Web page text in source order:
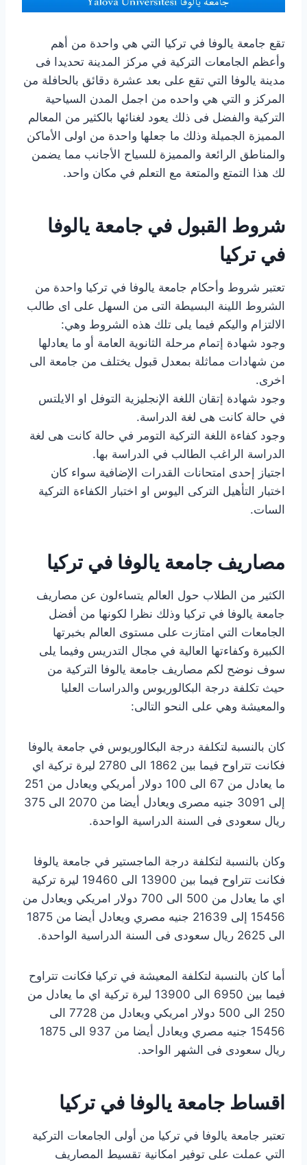
تقع جامعة يالوفا في تركيا التي هي واحدة من أهم
وأعظم الجامعات التركية في مركز المدينة تحديدا فى
مدينة يالوفا التي تقع على بعد عشرة دقائق بالحافلة من
المركز و التي هي واحده من اجمل المدن السياحية
التركية والفضل فى ذلك يعود لغنائها بالكثير من المعالم
المميزة الجميلة وذلك ما جعلها واحدة من اولى الأماكن
والمناطق الرائعة والمميزة للسياح الأجانب مما يضمن
لك هذا التمتع والمتعة مع التعلم في مكان واحد.
شروط القبول في جامعة يالوفا
في تركيا
تعتبر شروط وأحكام جامعة يالوفا في تركيا واحدة من
الشروط اللينة البسيطة التى من السهل على اى طالب
الالتزام واليكم فيما يلى تلك هذه الشروط وهي:
وجود شهادة إتمام مرحلة الثانوية العامة أو ما يعادلها
من شهادات مماثلة بمعدل قبول يختلف من جامعة الى
اخرى.
وجود شهادة إتقان اللغة الإنجليزية التوفل او الايلتس
في حالة كانت هى لغة الدراسة.
وجود كفاءة اللغة التركية التومر في حالة كانت هى لغة
الدراسة الراغب الطالب في الدراسة بها.
اجتياز إحدى امتحانات القدرات الإضافية سواء كان
اختبار التأهيل التركى اليوس او اختبار الكفاءة التركية
السات.
مصاريف جامعة يالوفا في تركيا
الكثير من الطلاب حول العالم يتساءلون عن مصاريف
جامعة يالوفا في تركيا وذلك نظرا لكونها من أفضل
الجامعات التي امتازت على مستوى العالم بخبرتها
الكبيرة وكفاءتها العالية في مجال التدريس وفيما يلى
سوف نوضح لكم مصاريف جامعة يالوفا التركية من
حيث تكلفة درجة البكالوريوس والدراسات العليا
والمعيشة وهي على النحو التالى:
كان بالنسبة لتكلفة درجة البكالوريوس في جامعة يالوفا
فكانت تتراوح فيما بين 1862 الى 2780 ليرة تركية اي
ما يعادل من 67 الى 100 دولار أمريكي ويعادل من 251
إلى 3091 جنيه مصرى ويعادل أيضا من 2070 الى 375
ريال سعودى فى السنة الدراسية الواحدة.
وكان بالنسبة لتكلفة درجة الماجستير في جامعة يالوفا
فكانت تتراوح فيما بين 13900 الى 19460 ليرة تركية
اي ما يعادل من 500 الى 700 دولار امريكي ويعادل من
15456 إلى 21639 جنيه مصري ويعادل أيضا من 1875
الى 2625 ريال سعودى فى السنة الدراسية الواحدة.
أما كان بالنسبة لتكلفة المعيشة في تركيا فكانت تتراوح
فيما بين 6950 الى 13900 ليرة تركية اي ما يعادل من
250 الى 500 دولار امريكي ويعادل من 7728 الى
15456 جنيه مصري ويعادل أيضا من 937 الى 1875
ريال سعودى فى الشهر الواحد.
اقساط جامعة يالوفا في تركيا
تعتبر جامعة يالوفا في تركيا من أولى الجامعات التركية
التي عملت على توفير امكانية تقسيط المصاريف